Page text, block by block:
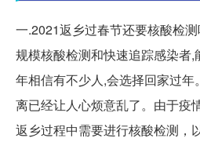
一.2021返乡过春节还要核酸检
规模核酸检测和快速追踪感染者,
年相信有不少人,会选择回家过
离已经让人心烦意乱了。由于疫
返乡过程中需要进行核酸检测，